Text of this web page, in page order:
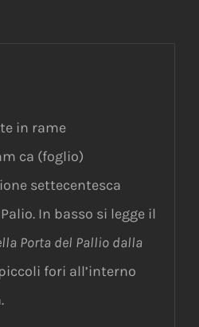
in rame
ca (foglio)
settecentesca
In basso si legge il
Porta del Pallio dalla
fori all’interno